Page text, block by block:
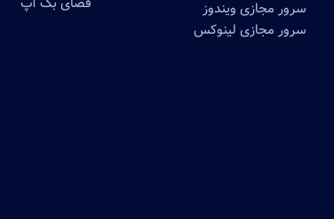
سرور مجازی ویندوز
سرور مجازی لینوکس